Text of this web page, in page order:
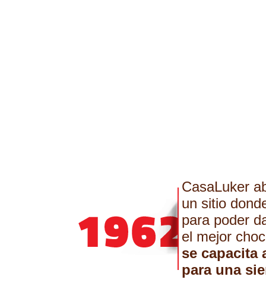
CasaLuker
un sitio
para poder
el mejor
se capacita
para una